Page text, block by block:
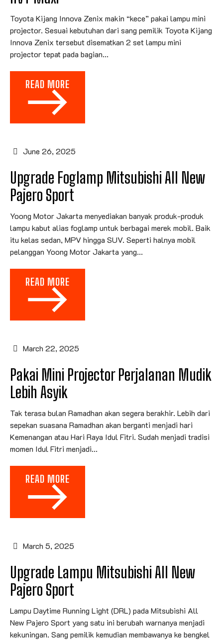
Toyota Kijang Innova Zenix makin “kece” pakai lampu mini
projector. Sesuai kebutuhan dari sang pemilik Toyota Kijang
Innova Zenix tersebut disematkan 2 set lampu mini
projector tepat pada bagian...
READ MORE
June 26, 2025
Upgrade Foglamp Mitsubishi All New
Pajero Sport
Yoong Motor Jakarta menyediakan banyak produk-produk
lampu kabut alias foglamp untuk berbagai merek mobil. Baik
itu kelas sedan, MPV hingga SUV. Seperti halnya mobil
pelanggan Yoong Motor Jakarta yang...
READ MORE
March 22, 2025
Pakai Mini Projector Perjalanan Mudik
Lebih Asyik
Tak terasa bulan Ramadhan akan segera berakhir. Lebih dari
sepekan suasana Ramadhan akan berganti menjadi hari
Kemenangan atau Hari Raya Idul Fitri. Sudah menjadi tradisi
momen Idul Fitri menjadi...
READ MORE
March 5, 2025
Upgrade Lampu Mitsubishi All New
Pajero Sport
Lampu Daytime Running Light (DRL) pada Mitsubishi All
New Pajero Sport yang satu ini berubah warnanya menjadi
kekuningan. Sang pemilik kemudian membawanya ke bengkel